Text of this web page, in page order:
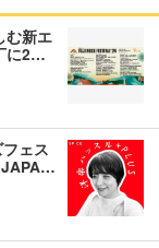
む新エ
に2…
ェス
JAPA…